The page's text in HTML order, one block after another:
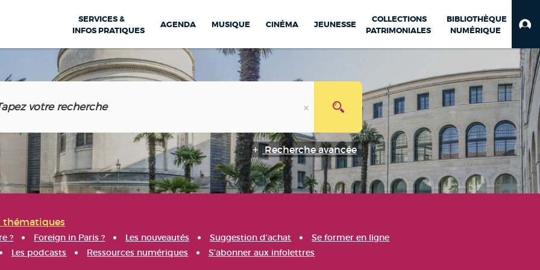
SERVICES &
INFOS PRATIQUES
AGENDA MUSIQUE CINÉMA JEUNESSE
COLLECTIONS
PATRIMONIALES
BIBLIOTHÈQUE
NUMÉRIQUE
Recherche avancée
thématiques
? Foreign in Paris ? Les nouveautés Suggestion d'achat
Se former en ligne
Les podcasts Ressources numériques S'abonner aux infolettres